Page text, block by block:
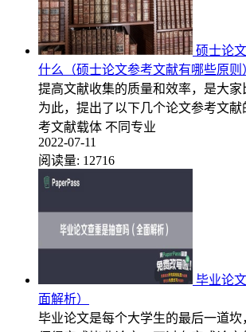
硕士论
什么（硕士论文参考文献有哪些原则
提高文献收集的质量和效率，是大家
为此，提出了以下几个论文参考文献
考文献载体 不同专业
2022-07-11
阅读量: 12716
毕业论
面解析）
毕业论文是每个大学生的最后一道